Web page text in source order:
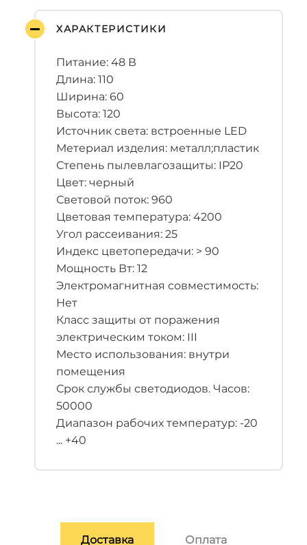
ХАРАКТЕРИСТИКИ
Питание: 48 В
Длина: 110
Ширина: 60
Высота: 120
Источник света: встроенные LED
Метериал изделия: металл;пластик
Степень пылевлагозащиты: IP20
Цвет: черный
Световой поток: 960
Цветовая температура: 4200
Угол рассеивания: 25
Индекс цветопередачи: > 90
Мощность Вт: 12
Электромагнитная совместимость:
Нет
Класс защиты от поражения
электрическим током: III
Место использования: внутри
помещения
Срок службы светодиодов. Часов:
50000
Диапазон рабочих температур: -20
... +40
Доставка Оплата